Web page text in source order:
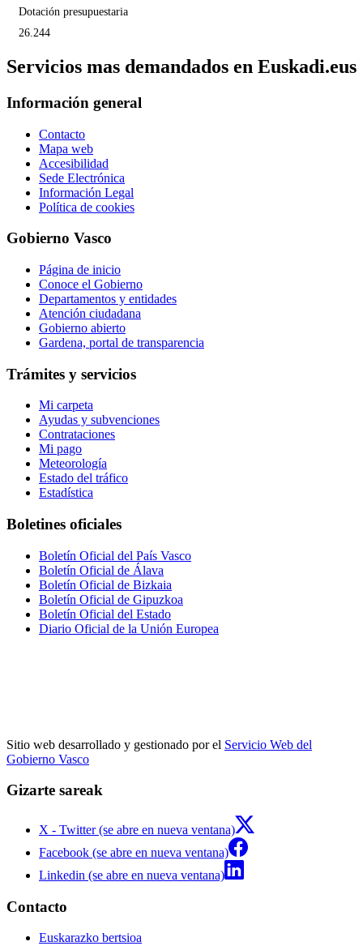
Dotación presupuestaria
26.244
Servicios mas demandados en Euskadi.eus
Información general
Contacto
Mapa web
Accesibilidad
Sede Electrónica
Información Legal
Política de cookies
Gobierno Vasco
Página de inicio
Conoce el Gobierno
Departamentos y entidades
Atención ciudadana
Gobierno abierto
Gardena, portal de transparencia
Trámites y servicios
Mi carpeta
Ayudas y subvenciones
Contrataciones
Mi pago
Meteorología
Estado del tráfico
Estadística
Boletines oficiales
Boletín Oficial del País Vasco
Boletín Oficial de Álava
Boletín Oficial de Bizkaia
Boletín Oficial de Gipuzkoa
Boletín Oficial del Estado
Diario Oficial de la Unión Europea
Sitio web desarrollado y gestionado por el Servicio Web del
Gobierno Vasco
Gizarte sareak
X - Twitter (se abre en nueva ventana)
Facebook (se abre en nueva ventana)
Linkedin (se abre en nueva ventana)
Contacto
Euskarazko bertsioa